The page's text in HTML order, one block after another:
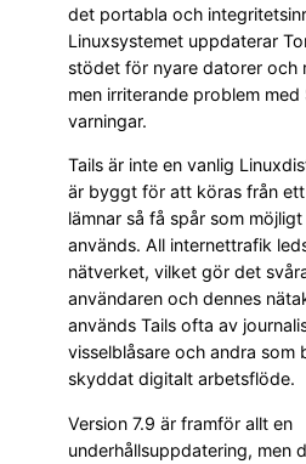
det portabla och
Linuxsystemet uppdaterar
stödet för nyare datorer och
men irriterande problem
varningar.
Tails är inte en vanlig
är byggt för att köras från
lämnar så få spår som
används. All internettrafik
nätverket, vilket gör det
användaren och dennes
används Tails ofta av
visselblåsare och andra som
skyddat digitalt arbetsflöde.
Version 7.9 är framför allt en
underhållsuppdatering, men